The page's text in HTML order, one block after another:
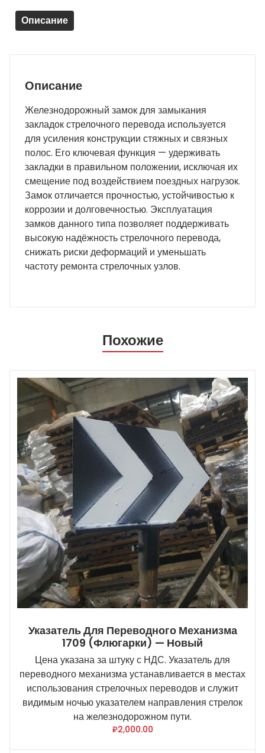
-
новый
Описание
Описание
Железнодорожный замок для замыкания
закладок стрелочного перевода используется
для усиления конструкции стяжных и связных
полос. Его ключевая функция — удерживать
закладки в правильном положении, исключая их
смещение под воздействием поездных нагрузок.
Замок отличается прочностью, устойчивостью к
коррозии и долговечностью. Эксплуатация
замков данного типа позволяет поддерживать
высокую надёжность стрелочного перевода,
снижать риски деформаций и уменьшать
частоту ремонта стрелочных узлов.
Похожие
Указатель Для Переводного Механизма
1709 (флюгарки) — Новый
Цена указана за штуку с НДС. Указатель для
переводного механизма устанавливается в местах
использования стрелочных переводов и служит
видимым ночью указателем направления стрелок
на железнодорожном пути.
₽2,000.00